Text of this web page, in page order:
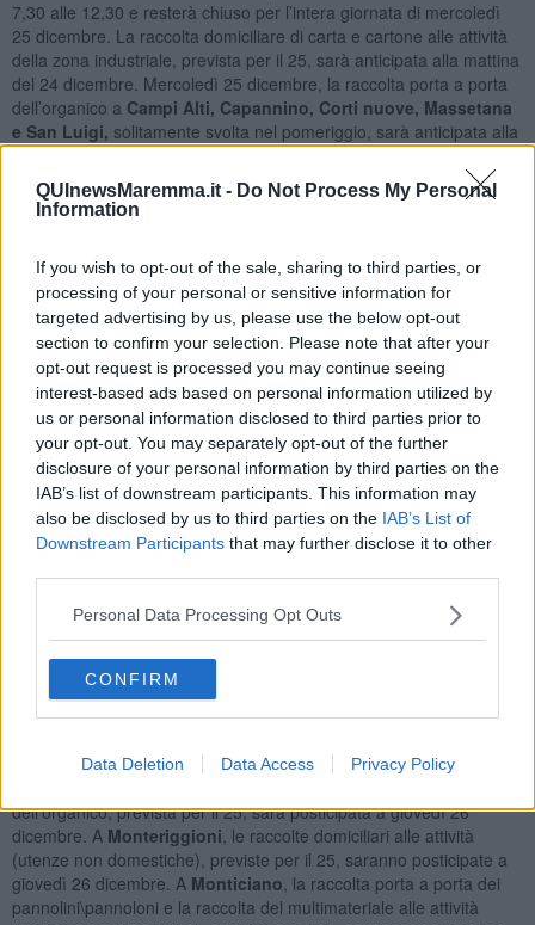
QUInewsMaremma.it - Do Not Process My Personal
Information
If you wish to opt-out of the sale, sharing to third parties, or
processing of your personal or sensitive information for
targeted advertising by us, please use the below opt-out
section to confirm your selection. Please note that after your
opt-out request is processed you may continue seeing
interest-based ads based on personal information utilized by
us or personal information disclosed to third parties prior to
your opt-out. You may separately opt-out of the further
disclosure of your personal information by third parties on the
IAB’s list of downstream participants. This information may
also be disclosed by us to third parties on the IAB’s List of
Downstream Participants that may further disclose it to other
Personal Data Processing Opt Outs
CONFIRM
Data Deletion Data Access Privacy Policy
7,30 alle 12,30 e resterà chiuso per l’intera giornata di mercoledì
25 dicembre. La raccolta domiciliare di carta e cartone alle attività
della zona industriale, prevista per il 25, sarà anticipata alla mattina
del 24 dicembre. Mercoledì 25 dicembre, la raccolta porta a porta
dell’organico a Campi Alti, Capannino, Corti nuove, Massetana
e San Luigi, solitamente svolta nel pomeriggio, sarà anticipata alla
mattina. Per questo i rifiuti dovranno essere esposti entro le ore 6.
Anche la raccolta di carta e cartone alle attività commerciali del
centro e la raccolta dell’indifferenziato alle attività commerciali nelle
Grosseto, mercoledì 25 dicembre, la raccolta domiciliare di carta e
cartone nel territorio aperto (Banditella, Grancia, Valle maggiore e
zona campagna compresa fra Alberese e Rispescia) solitamente
svolta nel pomeriggio, sarà anticipata alla mattina. Per questo i
rifiuti dovranno essere esposti entro le ore 6 del mattino. A
Monterotondo Marittimo, mercoledì 25 dicembre, la raccolta
porta a porta dell’organico, solitamente svolta nel pomeriggio, sarà
anticipata alla mattina e per questo i rifiuti dovranno essere esposti
entro le ore 6. AMontieri, mercoledì 25 dicembre, la raccolta porta
a porta dell’indifferenziato, solitamente svolta nel pomeriggio, sarà
anticipata alla mattina. Per questo i rifiuti dovranno essere esposti
entro le ore 6. ARoccastrada, mercoledì 25 dicembre, la raccolta
porta a porta dell’organico, solitamente svolta nel pomeriggio, sarà
anticipata alla mattina. Per questo i rifiuti dovranno essere esposti
entro le ore 6. Giovedì 26 dicembre, anche la raccolta porta a porta
del multimateriale sarà anticipata alla mattina e per questo i rifiuti
dovranno essere esposti entro le ore 6. Negli altri comuni della
provincia di Grosseto dove è attiva la raccolta domiciliare
mercoledì 25 e giovedì 26 dicembre tutti i servizi porta a
dell’organico, prevista per il 25, sarà posticipata a giovedì 26
dicembre. A Monteriggioni , le raccolte domiciliari alle attività
(utenze non domestiche), previste per il 25, saranno posticipate a
giovedì 26 dicembre. A Monticiano , la raccolta porta a porta dei
pannolini\pannoloni e la raccolta del multimateriale alle attività